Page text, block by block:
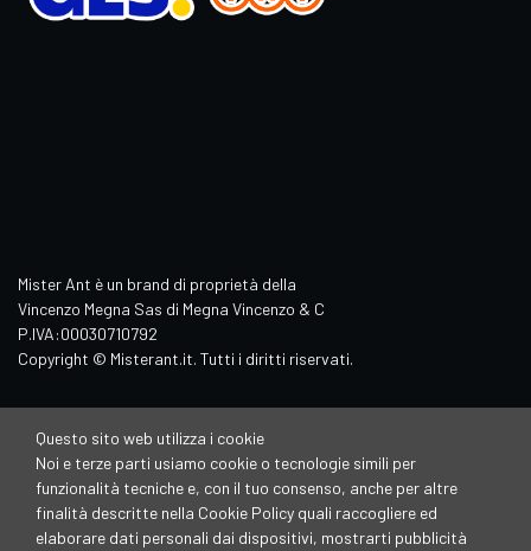
Mister Ant è un brand di proprietà della
Vincenzo Megna Sas di Megna Vincenzo & C
P.IVA:00030710792
Copyright © Misterant.it. Tutti i diritti riservati.
Questo sito web utilizza i cookie
Noi e terze parti usiamo cookie o tecnologie simili per
funzionalità tecniche e, con il tuo consenso, anche per altre
finalità descritte nella Cookie Policy quali raccogliere ed
elaborare dati personali dai dispositivi, mostrarti pubblicità